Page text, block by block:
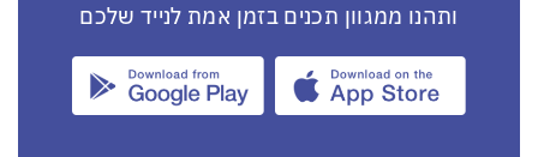
ותהנו ממגוון תכנים בזמן אמת לנייד שלכם